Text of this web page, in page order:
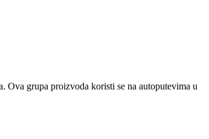
Ova grupa proizvoda koristi se na autoputevima u